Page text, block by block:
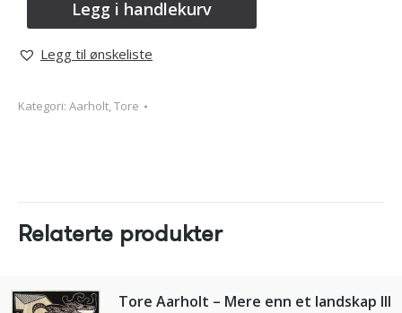
Legg i handlekurv
Legg til ønskeliste
Kategori: Aarholt, Tore
Relaterte produkter
Tore Aarholt – Mere enn et landskap III